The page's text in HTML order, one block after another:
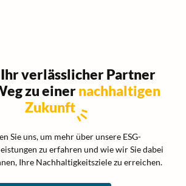
verlässlicher Partner
zu einernachhaltigen
Zukunft
Sie uns, um mehr über unsere ESG-
zu erfahren und wie wir Sie dabei
Ihre Nachhaltigkeitsziele zu erreichen.